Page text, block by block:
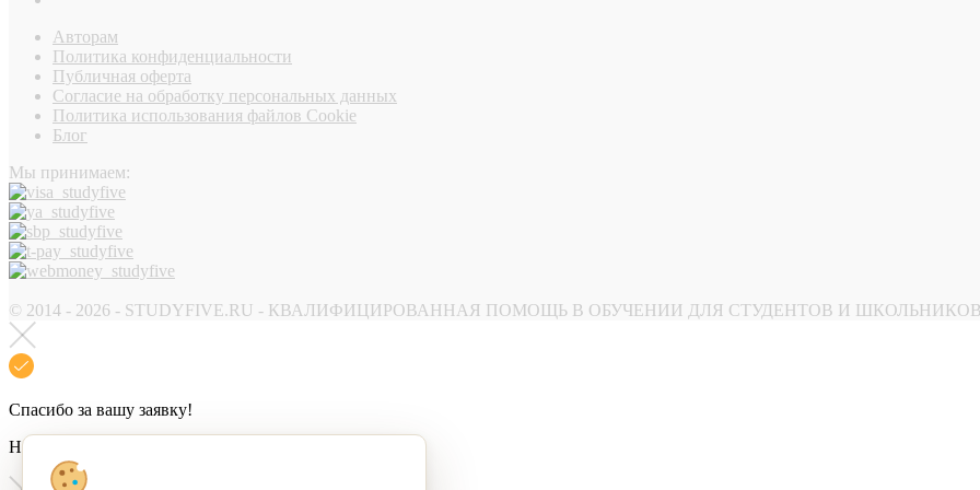
Авторам
Политика конфиденциальности
Публичная оферта
Согласие на обработку персональных данных
Политика использования файлов Cookie
Блог
Мы принимаем:
© 2014 - 2026 - STUDYFIVE.RU - КВАЛИФИЦИРОВАННАЯ ПОМОЩЬ В ОБУЧЕНИИ ДЛЯ СТУДЕНТОВ И
Спасибо за вашу заявку!
Наш менеджер свяжется с вами в ближайшее время.